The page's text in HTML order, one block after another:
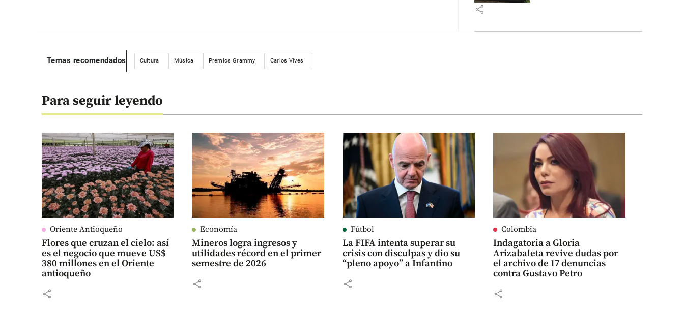
share
Temas recomendados Cultura Música Premios Grammy Carlos Vives
Para seguir leyendo
Oriente Antioqueño
Flores que cruzan el cielo: así
es el negocio que mueve US$
380 millones en el Oriente
antioqueño
share
Economía
Mineros logra ingresos y
utilidades récord en el primer
semestre de 2026
share
Fútbol
La FIFA intenta superar su
crisis con disculpas y dio su
“pleno apoyo” a Infantino
share
Colombia
Indagatoria a Gloria
Arizabaleta revive dudas por
el archivo de 17 denuncias
contra Gustavo Petro
share